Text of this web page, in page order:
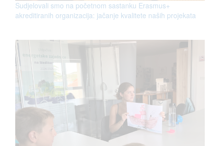
Sudjelovali smo na početnom sastanku Erasmus+
akreditiranih organizacija: jačanje kvalitete naših projekata